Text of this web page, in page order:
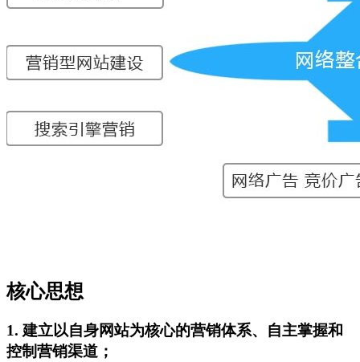
核心思想
1. 建立以自身网站为核心的营销体系、自主掌握和
控制营销渠道；